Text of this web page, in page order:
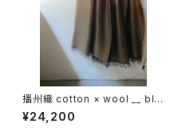
播州織 cotton × wool __ blo
ck 220-120 枯芙蓉GK
¥24,200